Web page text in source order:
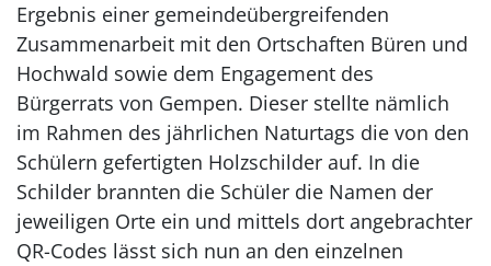
Ergebnis einer gemeindeübergreifenden
Zusammenarbeit mit den Ortschaften Büren und
Hochwald sowie dem Engagement des
Bürgerrats von Gempen. Dieser stellte nämlich
im Rahmen des jährlichen Naturtags die von den
Schülern gefertigten Holzschilder auf. In die
Schilder brannten die Schüler die Namen der
jeweiligen Orte ein und mittels dort angebrachter
QR-Codes lässt sich nun an den einzelnen